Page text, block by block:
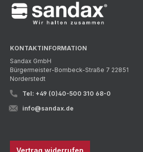
KONTAKTINFORMATION
Sandax GmbH
Bürgermeister-Bombeck-Straße 7 22851
Norderstedt
Tel: +49 (0)40-500 310 68-0
info@sandax.de
Vertrag widerrufen